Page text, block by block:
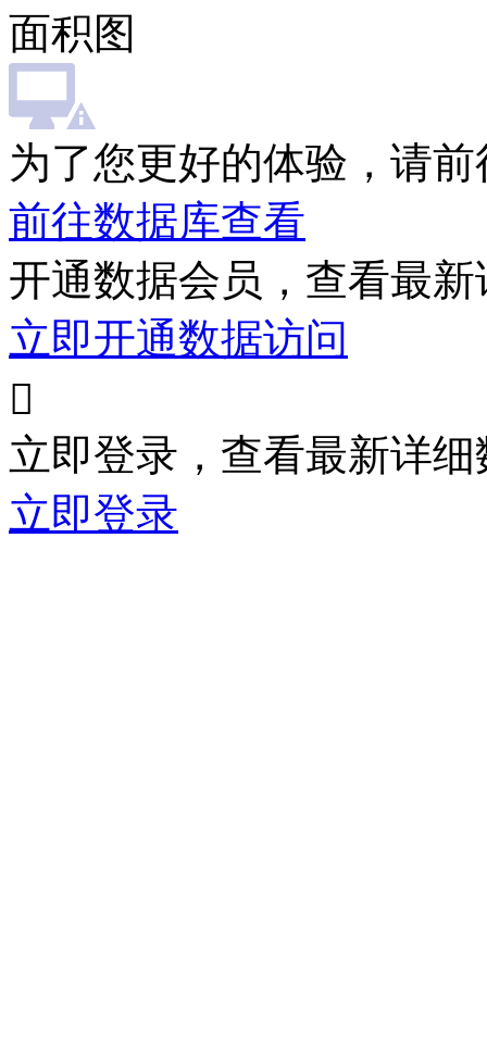
面积图
为了您更好的体验，请
前往数据库查看
开通数据会员，查看最
立即开通数据访问

立即登录，查看最新详细
立即登录